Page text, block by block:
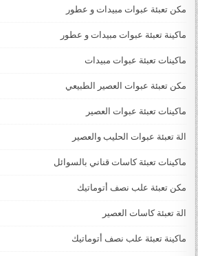
مكن تعبئة عبوات مبيدات و عطور
ماكينة تعبئة عبوات مبيدات و عطور
ماكينات تعبئة عبوات مبيدات
مكن تعبئة عبوات العصير الطبيعي
ماكينات تعبئة عبوات العصير
الة تعبئة عبوات الحليب والعصير
ماكينات تعبئة كاسات قناني بالسوائل
مكن تعبئة علب نصف أتوماتيك
الة تعبئة كاسات العصير
ماكينة تعبئة علب نصف أتوماتيك